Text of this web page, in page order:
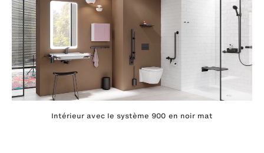
Intérieur avec le système 900 en noir mat